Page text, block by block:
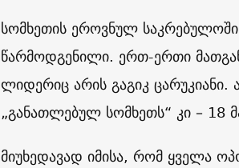
სომხეთის ეროვნულ
წარმოდგენილი. ერთ-ერთი
ლიდერიც არის გაგიკ ცარუკიანი.
„განათლებულ სომხეთს“ კი – 18
მიუხედავად იმისა, რომ ყველა